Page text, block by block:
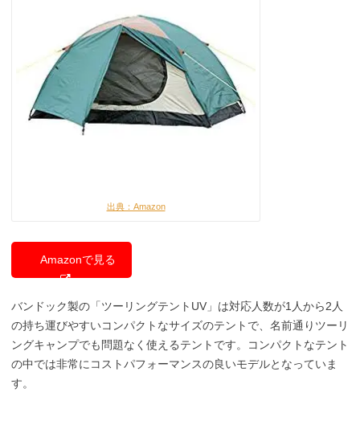
出典：Amazon
Amazonで見る
バンドック製の「ツーリングテントUV」は対応人数が1人から2人
の持ち運びやすいコンパクトなサイズのテントで、名前通りツーリ
ングキャンプでも問題なく使えるテントです。コンパクトなテント
の中では非常にコストパフォーマンスの良いモデルとなっていま
す。